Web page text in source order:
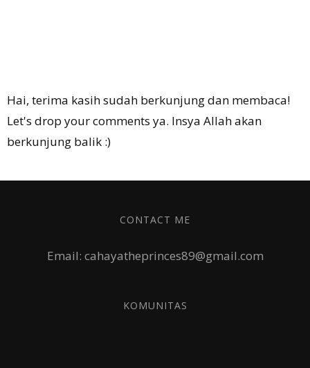
Hai, terima kasih sudah berkunjung dan membaca!
Let's drop your comments ya. Insya Allah akan
berkunjung balik :)
CONTACT ME
Email: cahayatheprinces89@gmail.com
KOMUNITAS